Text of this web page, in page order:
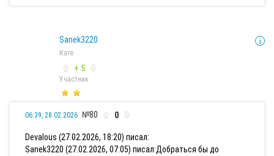
Sanek3220
Каге
+ 5
Участник
06:39, 28.02.2026 №80 0
Devalous (27.02.2026, 18:20) писал:
Sanek3220 (27.02.2026, 07:05) писал:Добраться бы до